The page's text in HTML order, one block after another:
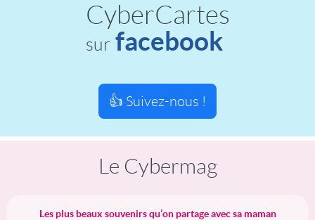
CyberCartes
sur facebook
👍 Suivez-nous !
Le Cybermag
Les plus beaux souvenirs qu’on partage avec sa maman